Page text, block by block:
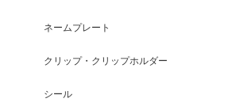
ネームプレート
クリップ・クリップホルダー
シール